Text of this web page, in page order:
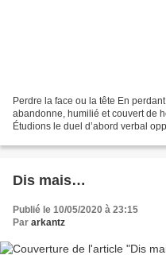
Perdre la face ou la tête En
abandonne, humilié et couvert de
Étudions le duel d’abord verbal
Dis mais…
Publié le 10/05/2020 à 23:15
Par arkantz